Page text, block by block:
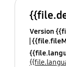
Version